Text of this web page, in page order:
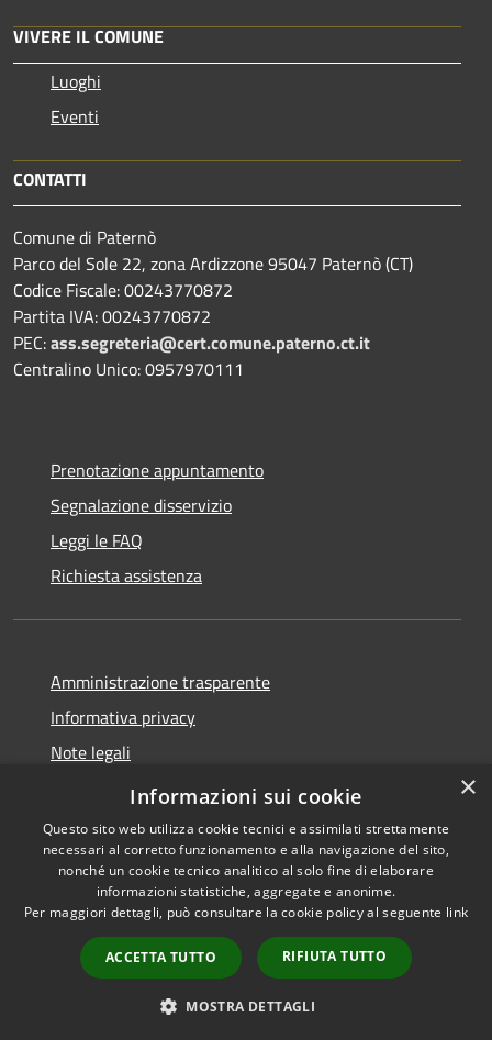
VIVERE IL COMUNE
Luoghi
Eventi
CONTATTI
Comune di Paternò
Parco del Sole 22, zona Ardizzone 95047 Paternò (CT)
Codice Fiscale: 00243770872
Partita IVA: 00243770872
PEC:ass.segreteria@cert.comune.paterno.ct.it
Centralino Unico: 0957970111
Prenotazione appuntamento
Segnalazione disservizio
Leggi le FAQ
Richiesta assistenza
Amministrazione trasparente
Informativa privacy
Note legali
Dichiarazione di accessibilità
Accessibilità
Copyright © 2026 • Comune di
Paternò • Powered by
Municipium•
Accesso
redazione
×
Informazioni sui cookie
Questo sito web utilizza cookie tecnici e assimilati strettamente
necessari al corretto funzionamento e alla navigazione del sito,
nonché un cookie tecnico analitico al solo fine di elaborare
informazioni statistiche, aggregate e anonime.
Per maggiori dettagli, può consultare la cookie policy al seguente link
ACCETTA TUTTO RIFIUTA TUTTO
MOSTRA DETTAGLI